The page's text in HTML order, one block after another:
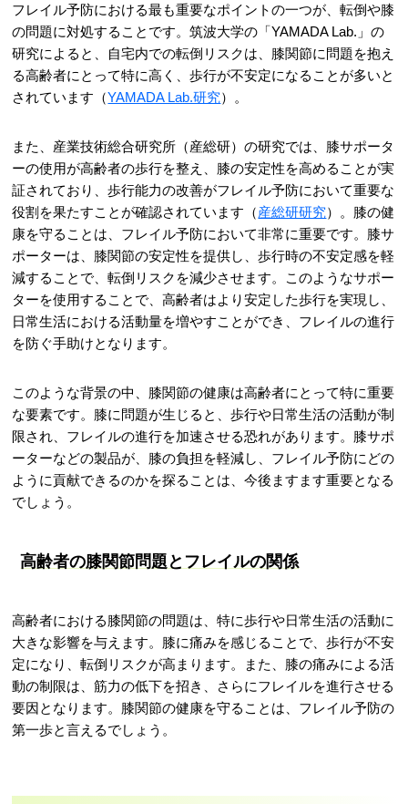
フレイル予防における最も重要なポイントの一つが、転倒や膝
の問題に対処することです。筑波大学の「YAMADA Lab.」の
研究によると、自宅内での転倒リスクは、膝関節に問題を抱え
る高齢者にとって特に高く、歩行が不安定になることが多いと
されています（YAMADA Lab.研究）。
また、産業技術総合研究所（産総研）の研究では、膝サポータ
ーの使用が高齢者の歩行を整え、膝の安定性を高めることが実
証されており、歩行能力の改善がフレイル予防において重要な
役割を果たすことが確認されています（産総研研究）。膝の健
康を守ることは、フレイル予防において非常に重要です。膝サ
ポーターは、膝関節の安定性を提供し、歩行時の不安定感を軽
減することで、転倒リスクを減少させます。このようなサポー
ターを使用することで、高齢者はより安定した歩行を実現し、
日常生活における活動量を増やすことができ、フレイルの進行
を防ぐ手助けとなります。
このような背景の中、膝関節の健康は高齢者にとって特に重要
な要素です。膝に問題が生じると、歩行や日常生活の活動が制
限され、フレイルの進行を加速させる恐れがあります。膝サポ
ーターなどの製品が、膝の負担を軽減し、フレイル予防にどの
ように貢献できるのかを探ることは、今後ますます重要となる
でしょう。
高齢者の膝関節問題とフレイルの関係
高齢者における膝関節の問題は、特に歩行や日常生活の活動に
大きな影響を与えます。膝に痛みを感じることで、歩行が不安
定になり、転倒リスクが高まります。また、膝の痛みによる活
動の制限は、筋力の低下を招き、さらにフレイルを進行させる
要因となります。膝関節の健康を守ることは、フレイル予防の
第一歩と言えるでしょう。